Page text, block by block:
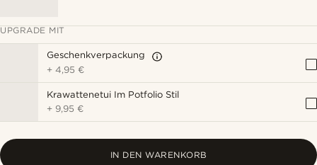
UPGRADE MIT
Geschenkverpackung
+4,95 €
Krawattenetui Im Potfolio Stil
+ 9,95 €
IN DEN WARENKORB